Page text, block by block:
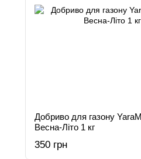
Добриво для газону
Весна-Літо 1 кг
350 грн